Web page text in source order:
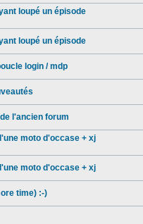
loupé un épisode
loupé un épisode
login / mdp
l'ancien forum
moto d'occase + xj
moto d'occase + xj
time) :-)